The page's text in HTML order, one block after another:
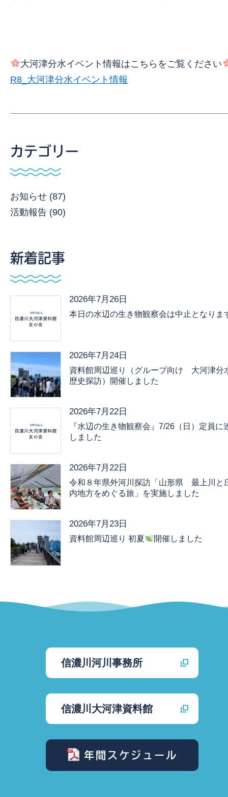
大河津分水イベント情報はこちらをご覧ください
R8_大河津分水イベント情報
カテゴリー
お知らせ (87)
活動報告 (90)
新着記事
2026年7月26日
本日の水辺の生き物観察会は中止となりま
2026年7月24日
資料館周辺巡り（グループ向け 大河津分
歴史探訪）開催しました
2026年7月22日
『水辺の生き物観察会』7/26（日）定員に
しました
2026年7月22日
令和８年県外河川探訪「山形県 最上川と
内地方をめぐる旅」を実施しました
2026年7月23日
資料館周辺巡り 初夏 開催しました
信濃川河川事務所
信濃川大河津資料館
年間スケジュール